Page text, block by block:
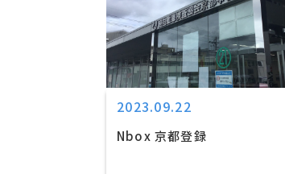
2023.09.22
Nbox 京都登録